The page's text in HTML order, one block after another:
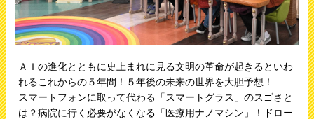
ＡＩの進化とともに史上まれに見る文明の革命が起きるといわ
れるこれからの５年間！５年後の未来の世界を大胆予想！
スマートフォンに取って代わる「スマートグラス」のスゴさと
は？病院に行く必要がなくなる「医療用ナノマシン」！ドロー